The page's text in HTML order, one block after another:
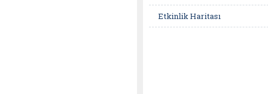
Etkinlik Haritası